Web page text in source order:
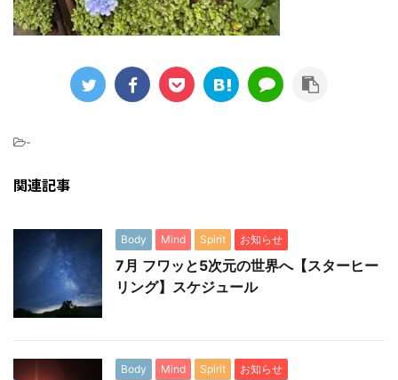
-
関連記事
Body Mind Spirit お知らせ
7月 フワッと5次元の世界へ【スターヒー
リング】スケジュール
Body Mind Spirit お知らせ